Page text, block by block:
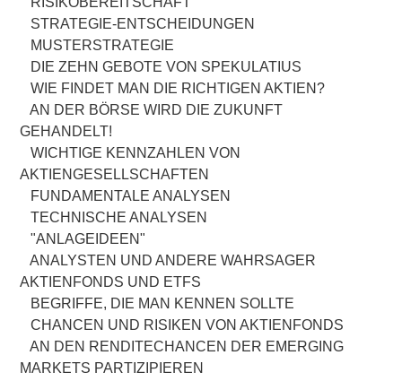
STRATEGIE-ENTSCHEIDUNGEN
MUSTERSTRATEGIE
DIE ZEHN GEBOTE VON SPEKULATIUS
WIE FINDET MAN DIE RICHTIGEN AKTIEN?
AN DER BÖRSE WIRD DIE ZUKUNFT
GEHANDELT!
WICHTIGE KENNZAHLEN VON
AKTIENGESELLSCHAFTEN
FUNDAMENTALE ANALYSEN
TECHNISCHE ANALYSEN
"ANLAGEIDEEN"
ANALYSTEN UND ANDERE WAHRSAGER
AKTIENFONDS UND ETFS
BEGRIFFE, DIE MAN KENNEN SOLLTE
CHANCEN UND RISIKEN VON AKTIENFONDS
AN DEN RENDITECHANCEN DER EMERGING
MARKETS PARTIZIPIEREN